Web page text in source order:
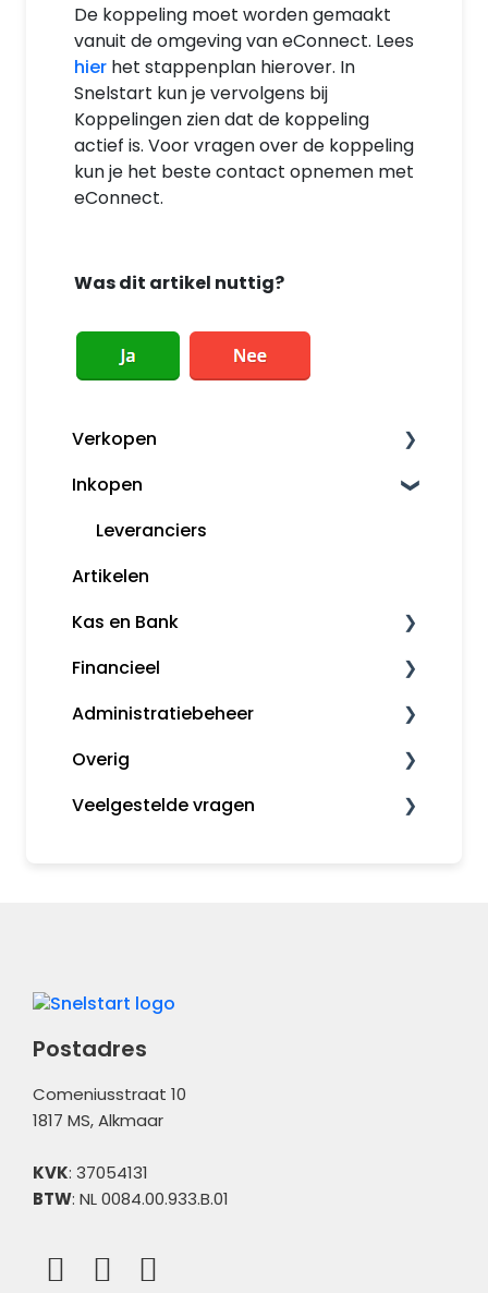
De koppeling moet worden gemaakt
vanuit de omgeving van eConnect. Lees
hier het stappenplan hierover. In
Snelstart kun je vervolgens bij
Koppelingen zien dat de koppeling
actief is. Voor vragen over de koppeling
kun je het beste contact opnemen met
eConnect.
Was dit artikel nuttig?
Verkopen
Factureren
Herinneringen en aanmaningen
Klanten
Kassa
Inkopen
Leveranciers
Artikelen
Kas en Bank
Bankkoppeling
Snelstart Bankieren App
Financieel
Fiscaal
Rapporten
Administratiebeheer
Administratiebeheer
Gebruikers en rechten
Overig
MijnSnelStart
Veelgestelde vragen
Postadres
Comeniusstraat 10
1817 MS, Alkmaar
KVK: 37054131
BTW: NL 0084.00.933.B.01